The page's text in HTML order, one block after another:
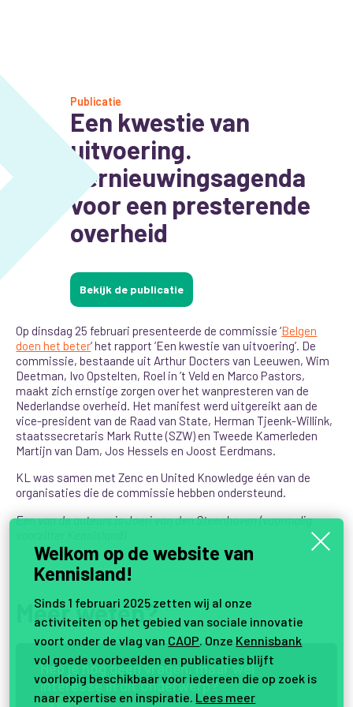
Publicatie
Een kwestie van
uitvoering.
Vernieuwingsagenda
voor een presterende
overheid
Bekijk de publicatie
Op dinsdag 25 februari presenteerde de commissie ‘Belgen
doen het beter‘ het rapport ‘Een kwestie van uitvoering’. De
commissie, bestaande uit Arthur Docters van Leeuwen, Wim
Deetman, Ivo Opstelten, Roel in ’t Veld en Marco Pastors,
maakt zich ernstige zorgen over het wanpresteren van de
Nederlandse overheid. Het manifest werd uitgereikt aan de
vice-president van de Raad van State, Herman Tjeenk-Willink,
staatssecretaris Mark Rutte (SZW) en Tweede Kamerleden
Martijn van Dam, Jos Hessels en Joost Eerdmans.
KL was samen met Zenc en United Knowledge één van de
organisaties die de commissie hebben ondersteund.
Een van de auteurs is Joeri van den Steenhoven (voormalig
Meer weten?
Hebjen oggeenvrage n,maarwel
interes sein diton derw erp?
Welkom op de website van
Kennisland!
Sinds 1 februari 2025 zetten wij al onze
activiteiten op het gebied van sociale innovatie
voort onder de vlag van CAOP. Onze Kennisbank
vol goede voorbeelden en publicaties blijft
voorlopig beschikbaar voor iedereen die op zoek is
naar expertise en inspiratie. Lees meer